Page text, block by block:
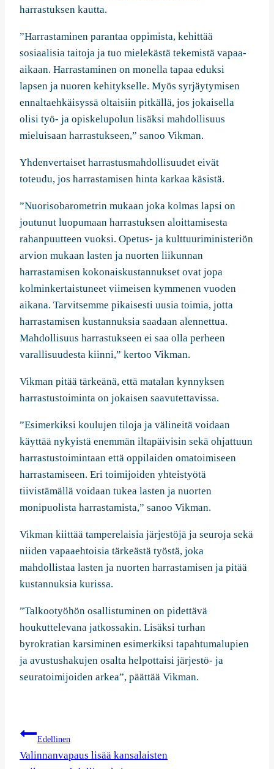
harrastuksen kautta.
”Harrastaminen parantaa oppimista, kehittää
sosiaalisia taitoja ja tuo mielekästä tekemistä vapaa-
aikaan. Harrastaminen on monella tapaa eduksi
lapsen ja nuoren kehitykselle. Myös syrjäytymisen
ennaltaehkäisyssä oltaisiin pitkällä, jos jokaisella
olisi työ- ja opiskelupolun lisäksi mahdollisuus
mieluisaan harrastukseen,” sanoo Vikman.
Yhdenvertaiset harrastusmahdollisuudet eivät
toteudu, jos harrastamisen hinta karkaa käsistä.
”Nuorisobarometrin mukaan joka kolmas lapsi on
joutunut luopumaan harrastuksen aloittamisesta
rahanpuutteen vuoksi. Opetus- ja kulttuuriministeriön
arvion mukaan lasten ja nuorten liikunnan
harrastamisen kokonaiskustannukset ovat jopa
kolminkertaistuneet viimeisen kymmenen vuoden
aikana. Tarvitsemme pikaisesti uusia toimia, jotta
harrastamisen kustannuksia saadaan alennettua.
Mahdollisuus harrastukseen ei saa olla perheen
varallisuudesta kiinni,” kertoo Vikman.
Vikman pitää tärkeänä, että matalan kynnyksen
harrastustoiminta on jokaisen saavutettavissa.
”Esimerkiksi koulujen tiloja ja välineitä voidaan
käyttää nykyistä enemmän iltapäivisin sekä ohjattuun
harrastustoimintaan että oppilaiden omatoimiseen
harrastamiseen. Eri toimijoiden yhteistyötä
tiivistämällä voidaan tukea lasten ja nuorten
monipuolista harrastamista,” sanoo Vikman.
Vikman kiittää tamperelaisia järjestöjä ja seuroja sekä
niiden vapaaehtoisia tärkeästä työstä, joka
mahdollistaa lasten ja nuorten harrastamisen ja pitää
kustannuksia kurissa.
”Talkootyöhön osallistuminen on pidettävä
houkuttelevana jatkossakin. Lisäksi turhan
byrokratian karsiminen esimerkiksi tapahtumalupien
ja avustushakujen osalta helpottaisi järjestö- ja
seuratoimijoiden arkea”, päättää Vikman.
Artikkelien
selaus
Edellinen
Valinnanvapaus lisää kansalaisten